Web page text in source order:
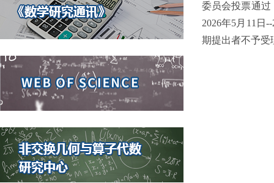
委员会投票通过
2026年5月11日
期提出者不予受